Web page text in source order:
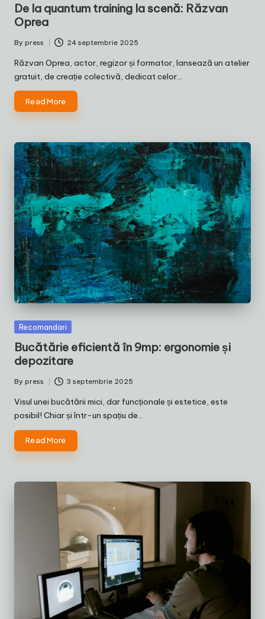
De la quantum training la scenă: Răzvan
Oprea
Posted
by
By press 24 septembrie 2025
Răzvan Oprea, actor, regizor și formator, lansează un atelier
gratuit, de creație colectivă, dedicat celor…
Read More
Posted
Recomandari
Bucătărie eficientă în 9mp: ergonomie și
depozitare
Posted
by
By press 3 septembrie 2025
Visul unei bucătării mici, dar funcționale și estetice, este
posibil! Chiar și într-un spațiu de…
Read More